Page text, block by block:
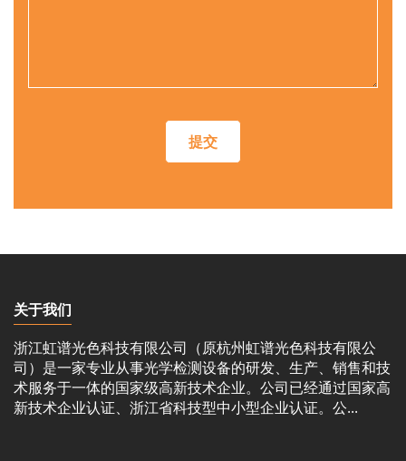
提交
关于我们
浙江虹谱光色科技有限公司（原杭州虹谱光色科技有限公
司）是一家专业从事光学检测设备的研发、生产、销售和技
术服务于一体的国家级高新技术企业。公司已经通过国家高
新技术企业认证、浙江省科技型中小型企业认证。公...